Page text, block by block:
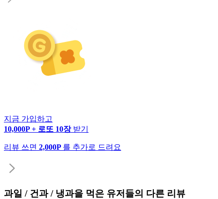
지금 가입하고
10,000P + 로또 10장 받기
리뷰 쓰면 2,000P 를 추가로 드려요
과일 / 건과 / 냉과을 먹은 유저들의 다른 리뷰